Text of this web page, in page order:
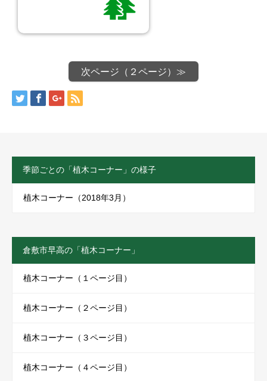
次ページ（２ページ）≫
季節ごとの「植木コーナー」の様子
植木コーナー（2018年3月）
倉敷市早高の「植木コーナー」
植木コーナー（１ページ目）
植木コーナー（２ページ目）
植木コーナー（３ページ目）
植木コーナー（４ページ目）